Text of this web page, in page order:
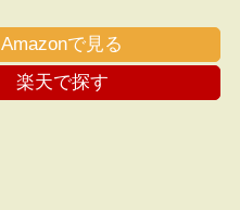
Amazonで見る
楽天で探す